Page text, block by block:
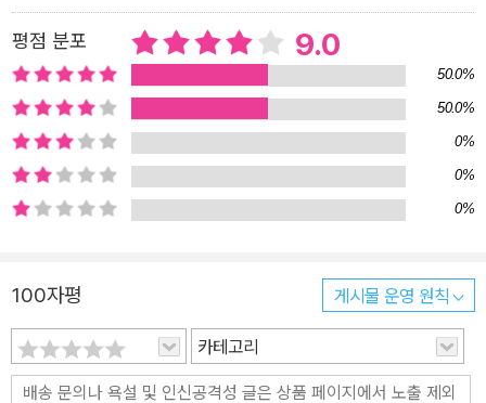
록 하였다. 더욱이 앞표지에서 뒷표지에 이르기까지 그림이 하나의
이야기로 이어지는 매우 치밀한 구성이 돋보인다.
평점 분포 9.0
50.0%
50.0%
0%
0%
0%
100자평 게시물 운영 원칙
카테고리